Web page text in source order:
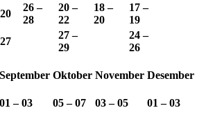
26 –
28
20 –
22
18 –
20
17 –
19
27 –
29
24 –
26
September Oktober November Desember
01 – 03 05 – 07 03 – 05 01 – 03